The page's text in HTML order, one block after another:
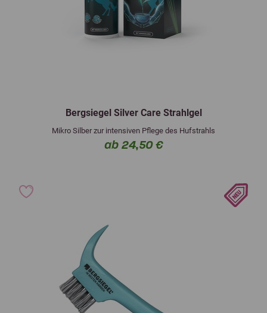
Bergsiegel Silver Care Strahlgel
Mikro Silber zur intensiven Pflege des Hufstrahls
ab 24,50 €